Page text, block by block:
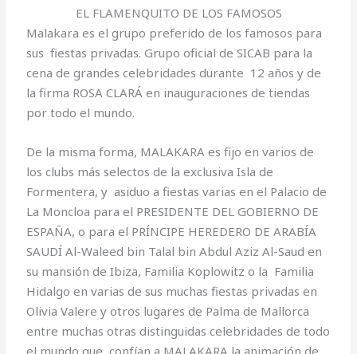
EL FLAMENQUITO DE LOS FAMOSOS
Malakara es el grupo preferido de los famosos para
sus fiestas privadas. Grupo oficial de SICAB para la
cena de grandes celebridades durante 12 años y de
la firma ROSA CLARÁ en inauguraciones de tiendas
por todo el mundo.
De la misma forma, MALAKARA es fijo en varios de
los clubs más selectos de la exclusiva Isla de
Formentera, y asiduo a fiestas varias en el Palacio de
La Moncloa para el PRESIDENTE DEL GOBIERNO DE
ESPAÑA, o para el PRÍNCIPE HEREDERO DE ARABÍA
SAUDÍ Al-Waleed bin Talal bin Abdul Aziz Al-Saud en
su mansión de Ibiza, Familia Koplowitz o la Familia
Hidalgo en varias de sus muchas fiestas privadas en
Olivia Valere y otros lugares de Palma de Mallorca
entre muchas otras distinguidas celebridades de todo